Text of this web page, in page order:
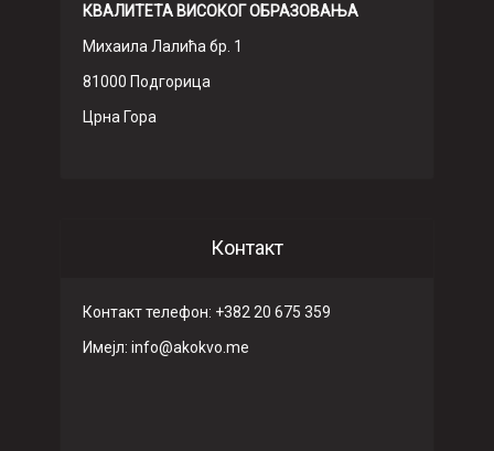
КВАЛИТЕТА ВИСОКОГ ОБРАЗОВАЊА
Михаила Лалића бр. 1
81000 Подгорица
Црна Гора
Контакт
Контакт телефон: +382 20 675 359
Имeјл: info@akokvo.me